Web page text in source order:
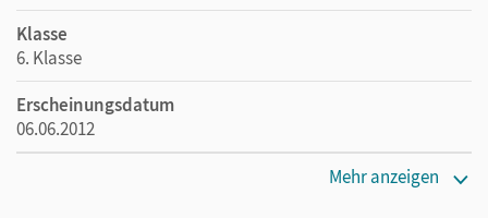
Klasse
6. Klasse
Erscheinungsdatum
06.06.2012
Mehr anzeigen